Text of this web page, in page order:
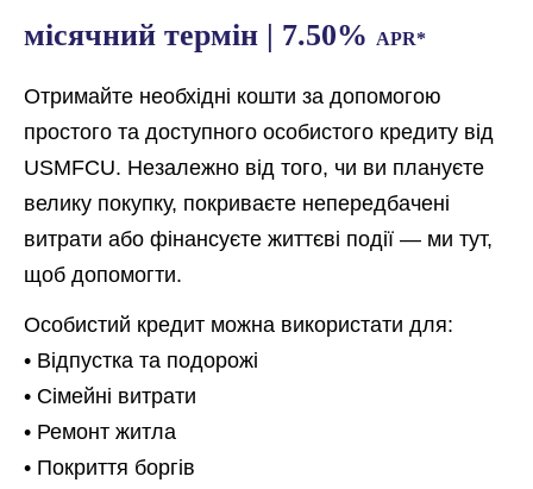
місячний термін | 7.50% APR*
Отримайте необхідні кошти за допомогою
простого та доступного особистого кредиту від
USMFCU. Незалежно від того, чи ви плануєте
велику покупку, покриваєте непередбачені
витрати або фінансуєте життєві події — ми тут,
щоб допомогти.
Особистий кредит можна використати для:
• Відпустка та подорожі
• Сімейні витрати
• Ремонт житла
• Покриття боргів